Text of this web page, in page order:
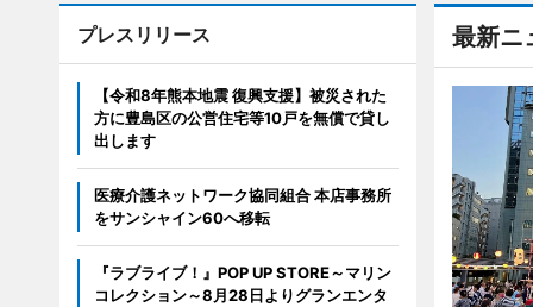
最新ニ
プレスリリース
【令和8年熊本地震 復興支援】被災された
方に豊島区の公営住宅等10戸を無償で貸し
出します
医療介護ネットワーク協同組合 本店事務所
をサンシャイン60へ移転
『ラブライブ！』POP UP STORE～マリン
コレクション～8月28日よりグランエンタ